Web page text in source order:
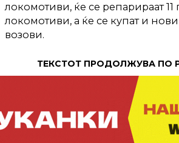
локомотиви, ќе се репарираат 11
локомотиви, а ќе се купат и
возови.
ТЕКСТОТ ПРОДОЛЖУВА ПО